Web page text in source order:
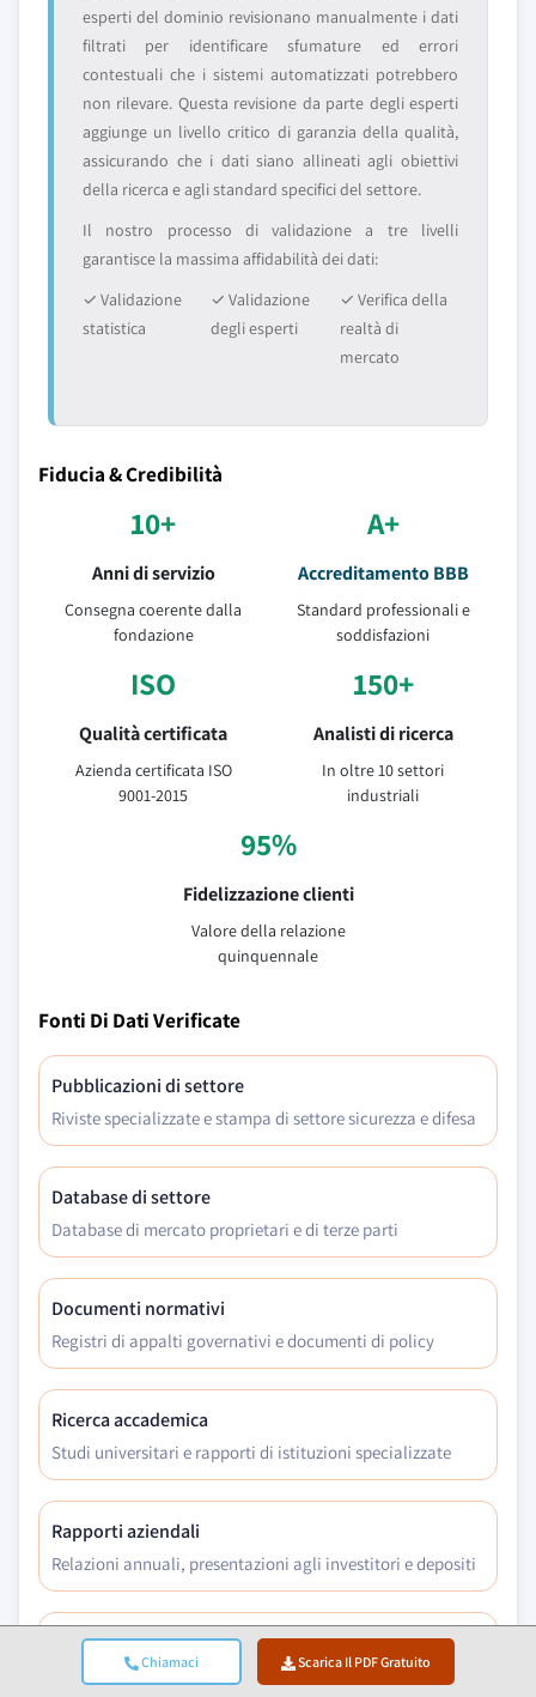
Chiamaci Scarica Il PDF Gratuito
esperti del dominio revisionano manualmente i dati
filtrati per identificare sfumature ed errori
contestuali che i sistemi automatizzati potrebbero
non rilevare. Questa revisione da parte degli esperti
aggiunge un livello critico di garanzia della qualità,
assicurando che i dati siano allineati agli obiettivi
della ricerca e agli standard specifici del settore.
Il nostro processo di validazione a tre livelli
garantisce la massima affidabilità dei dati:
✓ Validazione
statistica
✓ Validazione
degli esperti
✓ Verifica della
realtà di
mercato
Fiducia & Credibilità
10+
Anni di servizio
Consegna coerente dalla
fondazione
A+
Accreditamento BBB
Standard professionali e
soddisfazioni
ISO
Qualità certificata
Azienda certificata ISO
9001-2015
150+
Analisti di ricerca
In oltre 10 settori
industriali
95%
Fidelizzazione clienti
Valore della relazione
quinquennale
Fonti Di Dati Verificate
Pubblicazioni di settore
Riviste specializzate e stampa di settore sicurezza e difesa
Database di settore
Database di mercato proprietari e di terze parti
Documenti normativi
Registri di appalti governativi e documenti di policy
Ricerca accademica
Studi universitari e rapporti di istituzioni specializzate
Rapporti aziendali
Relazioni annuali, presentazioni agli investitori e depositi
Interviste con esperti
C-suite, responsabili acquisti e specialisti tecnici